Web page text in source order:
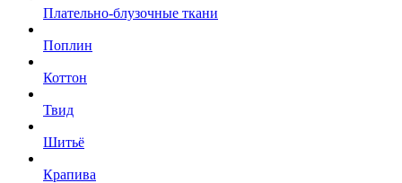
Плательно-блузочные ткани
Поплин
Коттон
Твид
Шитьё
Крапива